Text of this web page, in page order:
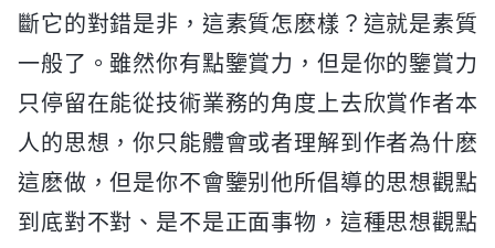
斷它的對錯是非，這素質怎麽樣？這就是素質
一般了。雖然你有點鑒賞力，但是你的鑒賞力
只停留在能從技術業務的角度上去欣賞作者本
人的思想，你只能體會或者理解到作者為什麽
這麽做，但是你不會鑒别他所倡導的思想觀點
到底對不對、是不是正面事物，這種思想觀點